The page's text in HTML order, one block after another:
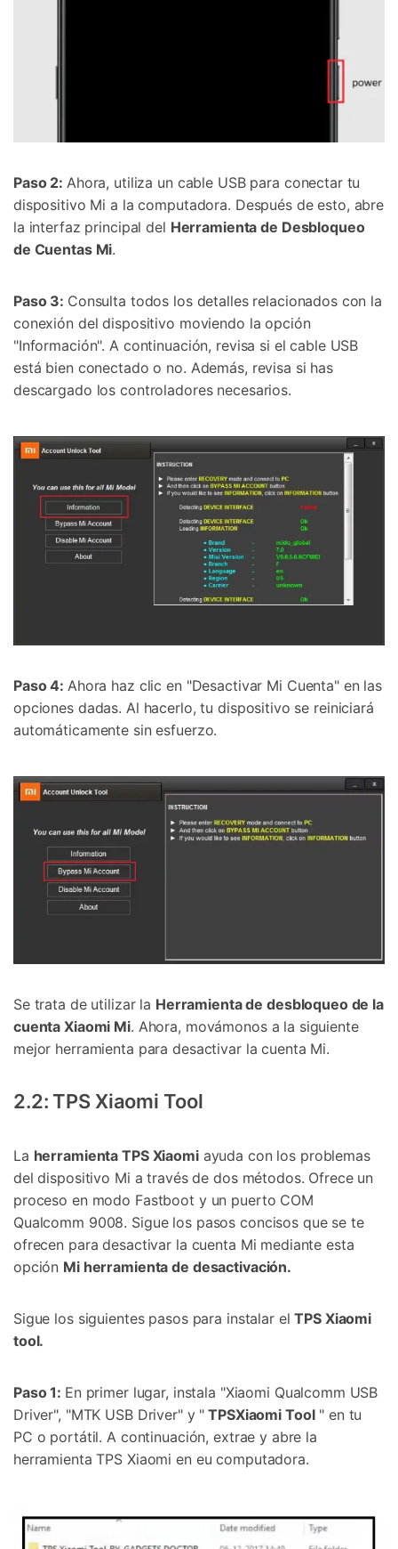
Paso 2: Ahora, utiliza un cable USB para conectar tu
dispositivo Mi a la computadora. Después de esto, abre
la interfaz principal del Herramienta de Desbloqueo
de Cuentas Mi.
Paso 3: Consulta todos los detalles relacionados con la
conexión del dispositivo moviendo la opción
"Información". A continuación, revisa si el cable USB
está bien conectado o no. Además, revisa si has
descargado los controladores necesarios.
Paso 4: Ahora haz clic en "Desactivar Mi Cuenta" en las
opciones dadas. Al hacerlo, tu dispositivo se reiniciará
automáticamente sin esfuerzo.
Se trata de utilizar la Herramienta de desbloqueo de la
cuenta Xiaomi Mi. Ahora, movámonos a la siguiente
mejor herramienta para desactivar la cuenta Mi.
2.2: TPS Xiaomi Tool
La herramienta TPS Xiaomiayuda con los problemas
del dispositivo Mi a través de dos métodos. Ofrece un
proceso en modo Fastboot y un puerto COM
Qualcomm 9008. Sigue los pasos concisos que se te
ofrecen para desactivar la cuenta Mi mediante esta
opción Mi herramienta de desactivación.
Sigue los siguientes pasos para instalar elTPS Xiaomi
tool.
Paso 1: En primer lugar, instala "Xiaomi Qualcomm USB
Driver", "MTK USB Driver" y " TPSXiaomi Tool" en tu
PC o portátil. A continuación, extrae y abre la
herramienta TPS Xiaomi en eu computadora.